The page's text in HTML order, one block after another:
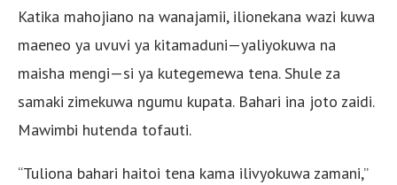
Katika mahojiano na wanajamii, ilionekana wazi kuwa
maeneo ya uvuvi ya kitamaduni—yaliyokuwa na
maisha mengi—si ya kutegemewa tena. Shule za
samaki zimekuwa ngumu kupata. Bahari ina joto zaidi.
Mawimbi hutenda tofauti.
“Tuliona bahari haitoi tena kama ilivyokuwa zamani,”